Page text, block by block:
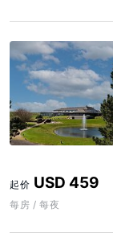
起价 USD 459
每房 / 每夜